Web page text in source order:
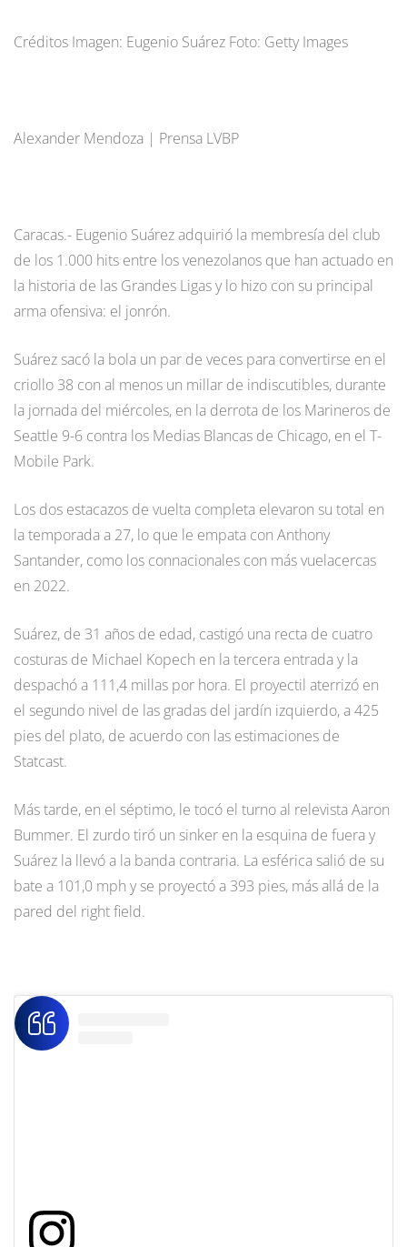
Créditos Imagen: Eugenio Suárez Foto: Getty Images
Alexander Mendoza | Prensa LVBP
Caracas.- Eugenio Suárez adquirió la membresía del club
de los 1.000 hits entre los venezolanos que han actuado en
la historia de las Grandes Ligas y lo hizo con su principal
arma ofensiva: el jonrón.
Suárez sacó la bola un par de veces para convertirse en el
criollo 38 con al menos un millar de indiscutibles, durante
la jornada del miércoles, en la derrota de los Marineros de
Seattle 9-6 contra los Medias Blancas de Chicago, en el T-
Mobile Park.
Los dos estacazos de vuelta completa elevaron su total en
la temporada a 27, lo que le empata con Anthony
Santander, como los connacionales con más vuelacercas
en 2022.
Suárez, de 31 años de edad, castigó una recta de cuatro
costuras de Michael Kopech en la tercera entrada y la
despachó a 111,4 millas por hora. El proyectil aterrizó en
el segundo nivel de las gradas del jardín izquierdo, a 425
pies del plato, de acuerdo con las estimaciones de
Statcast.
Más tarde, en el séptimo, le tocó el turno al relevista Aaron
Bummer. El zurdo tiró un sinker en la esquina de fuera y
Suárez la llevó a la banda contraria. La esférica salió de su
bate a 101,0 mph y se proyectó a 393 pies, más allá de la
pared del right field.